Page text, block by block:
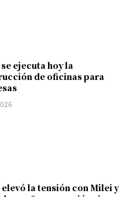
ejecuta hoy la
de oficinas para
la tensión con Milei y